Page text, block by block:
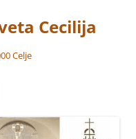
Cecilija
Celje